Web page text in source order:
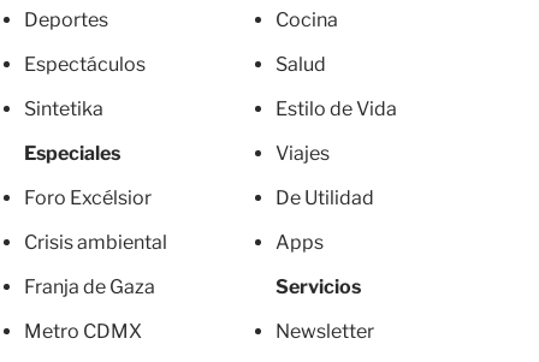
Deportes
Espectáculos
Sintetika
Especiales
Foro Excélsior
Crisis ambiental
Franja de Gaza
Metro CDMX
Cocina
Salud
Estilo de Vida
Viajes
De Utilidad
Apps
Servicios
Newsletter